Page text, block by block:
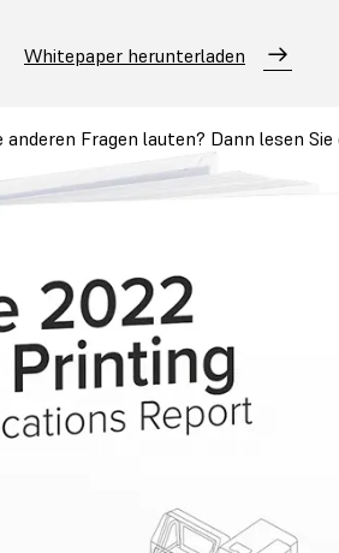
Whitepaper herunterladen
Fragen lauten? Dann lesen